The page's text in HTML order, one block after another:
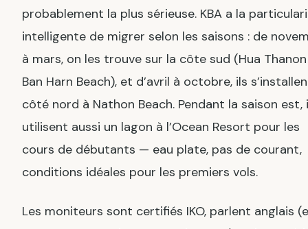
probablement la plus sérieuse. KBA a la
intelligente de migrer selon les saisons : de
à mars, on les trouve sur la côte sud (Hua
Ban Harn Beach), et d’avril à octobre, ils
côté nord à Nathon Beach. Pendant la saison est,
utilisent aussi un lagon à l’Ocean Resort pour les
cours de débutants — eau plate, pas de courant,
conditions idéales pour les premiers vols.
Les moniteurs sont certifiés IKO, parlent anglais